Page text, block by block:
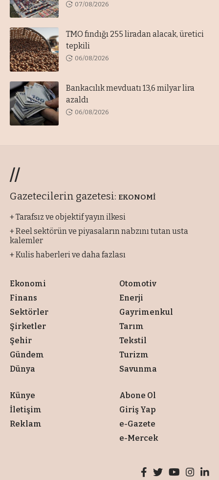
07/08/2026
TMO fındığı 255 liradan alacak, üretici
tepkili
06/08/2026
Bankacılık mevduatı 13,6 milyar lira
azaldı
06/08/2026
//
Gazetecilerin gazetesi: EKONOMİ
+ Tarafsız ve objektif yayın ilkesi
+ Reel sektörün ve piyasaların nabzını tutan usta
kalemler
+ Kulis haberleri ve daha fazlası
Ekonomi
Finans
Sektörler
Şirketler
Şehir
Gündem
Dünya
Otomotiv
Enerji
Gayrimenkul
Tarım
Tekstil
Turizm
Savunma
Künye
İletişim
Reklam
Abone Ol
Giriş Yap
e-Gazete
e-Mercek